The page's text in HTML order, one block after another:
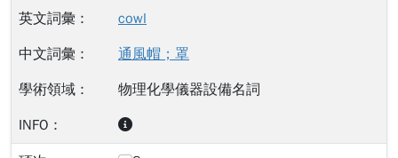
cowl
通風帽；罩
物理化學儀器設備名詞